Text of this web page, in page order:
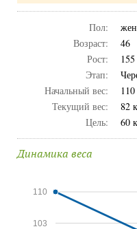
Пол:
Возраст:
46
Рост:
155
Этап:
Начальный вес:
Текущий вес:
82
Цель:
60
Динамика веса
103
110